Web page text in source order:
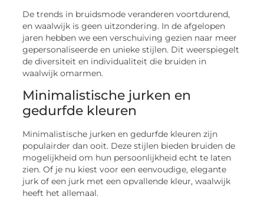
De trends in bruidsmode veranderen voortdurend,
en waalwijk is geen uitzondering. In de afgelopen
jaren hebben we een verschuiving gezien naar meer
gepersonaliseerde en unieke stijlen. Dit weerspiegelt
de diversiteit en individualiteit die bruiden in
waalwijk omarmen.
Minimalistische jurken en
gedurfde kleuren
Minimalistische jurken en gedurfde kleuren zijn
populairder dan ooit. Deze stijlen bieden bruiden de
mogelijkheid om hun persoonlijkheid echt te laten
zien. Of je nu kiest voor een eenvoudige, elegante
jurk of een jurk met een opvallende kleur, waalwijk
heeft het allemaal.